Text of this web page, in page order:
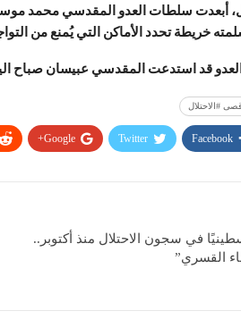
أبعدت سلطات العدو المقدسي محمد
خريطة تحدد الأماكن التي يُمنع من
قد استدعت المقدسي عبيسان صباح
#الاحتلال
Facebook
Twitter
Google+
في سجون الاحتلال منذ أكتوبر..
القسري”